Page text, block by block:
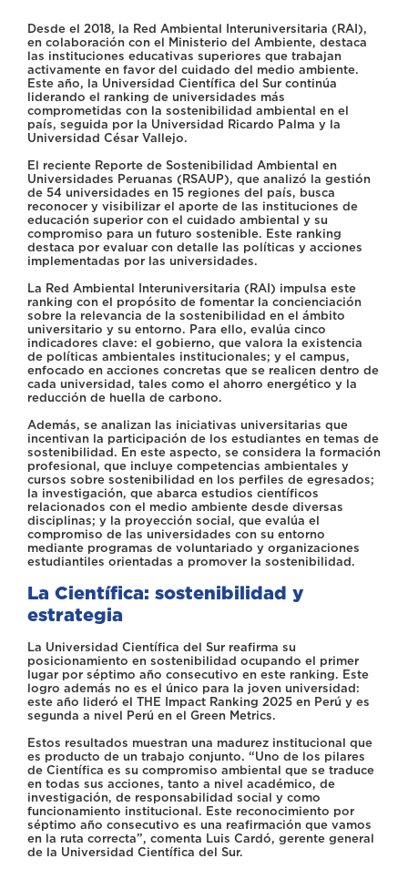
Desde el 2018, la Red Ambiental Interuniversitaria (RAI),
en colaboración con el Ministerio del Ambiente, destaca
las instituciones educativas superiores que trabajan
activamente en favor del cuidado del medio ambiente.
Este año, la Universidad Científica del Sur continúa
liderando el ranking de universidades más
comprometidas con la sostenibilidad ambiental en el
país, seguida por la Universidad Ricardo Palma y la
Universidad César Vallejo.
El reciente Reporte de Sostenibilidad Ambiental en
Universidades Peruanas (RSAUP), que analizó la gestión
de 54 universidades en 15 regiones del país, busca
reconocer y visibilizar el aporte de las instituciones de
educación superior con el cuidado ambiental y su
compromiso para un futuro sostenible. Este ranking
destaca por evaluar con detalle las políticas y acciones
implementadas por las universidades.
La Red Ambiental Interuniversitaria (RAI) impulsa este
ranking con el propósito de fomentar la concienciación
sobre la relevancia de la sostenibilidad en el ámbito
universitario y su entorno. Para ello, evalúa cinco
indicadores clave: el gobierno, que valora la existencia
de políticas ambientales institucionales; y el campus,
enfocado en acciones concretas que se realicen dentro de
cada universidad, tales como el ahorro energético y la
reducción de huella de carbono.
Además, se analizan las iniciativas universitarias que
incentivan la participación de los estudiantes en temas de
sostenibilidad. En este aspecto, se considera la formación
profesional, que incluye competencias ambientales y
cursos sobre sostenibilidad en los perfiles de egresados;
la investigación, que abarca estudios científicos
relacionados con el medio ambiente desde diversas
disciplinas; y la proyección social, que evalúa el
compromiso de las universidades con su entorno
mediante programas de voluntariado y organizaciones
estudiantiles orientadas a promover la sostenibilidad.
La Científica: sostenibilidad y
estrategia
La Universidad Científica del Sur reafirma su
posicionamiento en sostenibilidad ocupando el primer
lugar por séptimo año consecutivo en este ranking. Este
logro además no es el único para la joven universidad:
este año lideró el THE Impact Ranking 2025 en Perú y es
segunda a nivel Perú en el Green Metrics.
Estos resultados muestran una madurez institucional que
es producto de un trabajo conjunto. “Uno de los pilares
de Científica es su compromiso ambiental que se traduce
en todas sus acciones, tanto a nivel académico, de
investigación, de responsabilidad social y como
funcionamiento institucional. Este reconocimiento por
séptimo año consecutivo es una reafirmación que vamos
en la ruta correcta”, comenta Luis Cardó, gerente general
de la Universidad Científica del Sur.